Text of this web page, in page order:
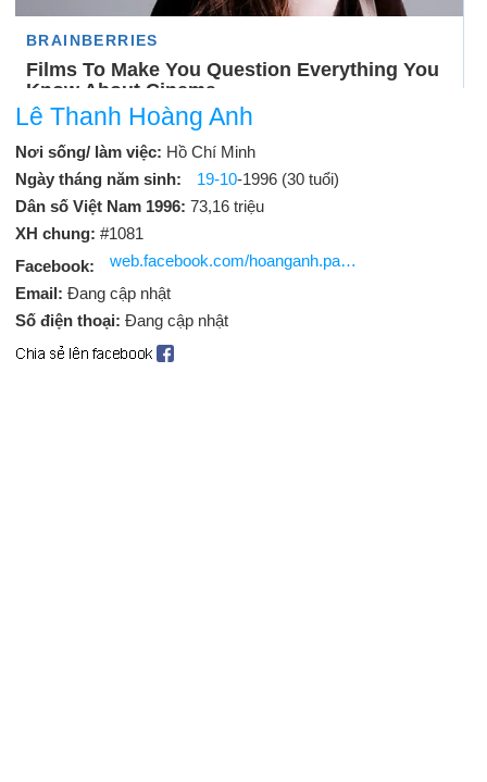
Lê Thanh Hoàng Anh
Nơi sống/ làm việc: Hồ Chí Minh
Ngày tháng năm sinh:
19-10-1996 (30 tuổi)
Dân số Việt Nam 1996: 73,16 triệu
XH chung: #1081
Facebook:
web.facebook.com/hoanganh.panda96
Email: Đang cập nhật
Số điện thoại: Đang cập nhật